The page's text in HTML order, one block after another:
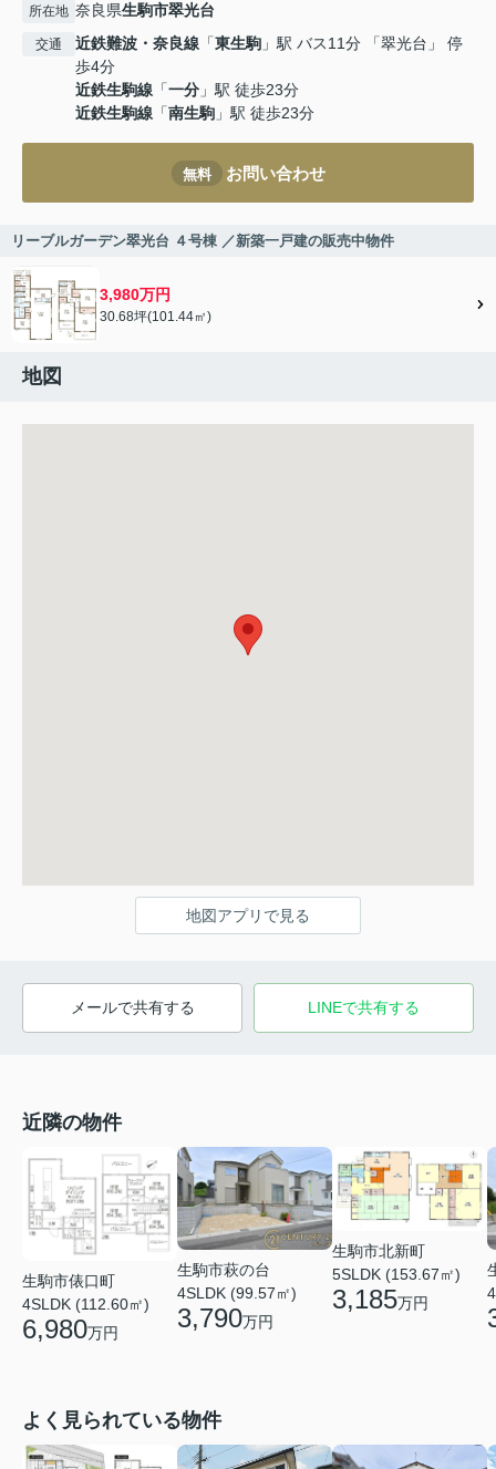
所在地 奈良県生駒市翠光台
交通 近鉄難波・奈良線 「東生駒 」駅 バス11分 「翠光台」 停
歩4分
近鉄生駒線 「一分 」駅 徒歩23分
近鉄生駒線 「南生駒 」駅 徒歩23分
無料 お問い合わせ
リーブルガーデン翠光台 ４号棟 ／新築一戸建の販売中物件
3,980万円
30.68坪(101.44㎡)
地図
地図アプリで見る
メールで共有する LINEで共有する
近隣の物件
生駒市俵口町
4SLDK (112.60㎡)
6,980万円
生駒市萩の台
4SLDK (99.57㎡)
3,790万円
生駒市北新町
5SLDK (153.67㎡)
3,185万円
よく見られている物件